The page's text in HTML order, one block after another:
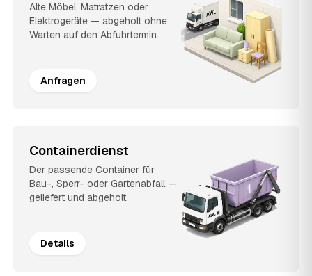
Alte Möbel, Matratzen oder
Elektrogeräte — abgeholt ohne
Warten auf den Abfuhrtermin.
Anfragen
Containerdienst
Der passende Container für
Bau-, Sperr- oder Gartenabfall —
geliefert und abgeholt.
Details